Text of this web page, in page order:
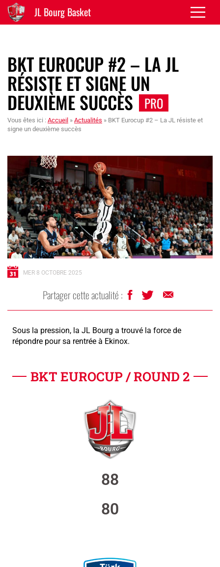
JL Bourg Basket
BKT EUROCUP #2 – LA JL
RÉSISTE ET SIGNE UN
DEUXIÈME SUCCÈS PRO
Vous êtes ici : Accueil » Actualités » BKT Eurocup #2 – La JL résiste et
signe un deuxième succès
MER 8 OCTOBRE 2025
Partager cette actualité :
Sous la pression, la JL Bourg a trouvé la force de
répondre pour sa rentrée à Ekinox.
BKT EUROCUP / ROUND 2
88
80